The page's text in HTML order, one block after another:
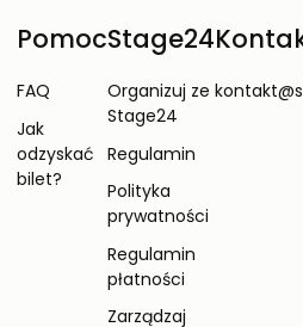
Pomoc
FAQ
Jak
odzyskać
bilet?
Stage24
Organizuj ze
Stage24
Regulamin
Polityka
prywatności
Regulamin
płatności
Zarządzaj